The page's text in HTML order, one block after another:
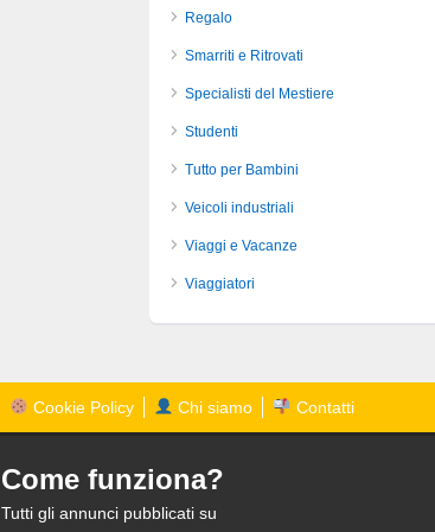
Regalo
Smarriti e Ritrovati
Specialisti del Mestiere
Studenti
Tutto per Bambini
Veicoli industriali
Viaggi e Vacanze
Viaggiatori
Cookie Policy Chi siamo Contatti
Come funziona?
Tutti gli annunci pubblicati su